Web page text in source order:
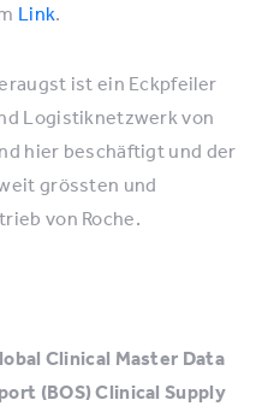
Link.
ist ein Eckpfeiler
Logistiknetzwerk von
hier beschäftigt und der
grössten und
von Roche.
Clinical Master Data
(BOS) Clinical Supply